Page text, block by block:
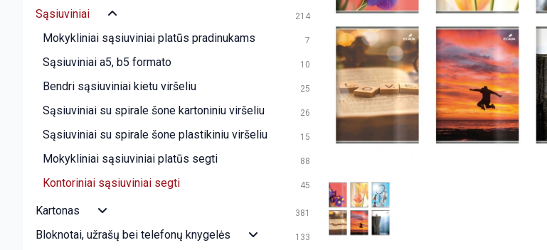
Sąsiuviniai 214
Mokykliniai sąsiuviniai platūs pradinukams 7
Sąsiuviniai a5, b5 formato 10
Bendri sąsiuviniai kietu viršeliu 25
Sąsiuviniai su spirale šone kartoniniu viršeliu 26
Sąsiuviniai su spirale šone plastikiniu viršeliu 15
Mokykliniai sąsiuviniai platūs segti 88
Kontoriniai sąsiuviniai segti 45
Kartonas 381
Bloknotai, užrašų bei telefonų knygelės 133